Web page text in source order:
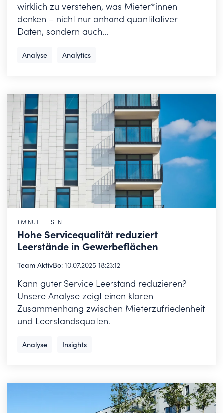
wirklich zu verstehen, was Mieter*innen
denken – nicht nur anhand quantitativer
Daten, sondern auch...
Analyse Analytics
1 MINUTE LESEN
Hohe Servicequalität reduziert
Leerstände in Gewerbeflächen
Team AktivBo: 10.07.2025 18:23:12
Kann guter Service Leerstand reduzieren?
Unsere Analyse zeigt einen klaren
Zusammenhang zwischen Mieterzufriedenheit
und Leerstandsquoten.
Analyse Insights